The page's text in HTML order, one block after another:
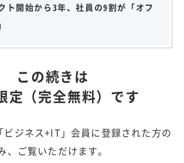
ト開始から3年、社員の9割が「オフ
この続きは
定（完全無料）です
ビジネス+IT」会員に登録された方の
、ご覧いただけます。